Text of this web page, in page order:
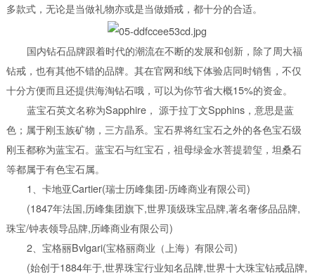
多款式，无论是当做礼物亦或是当做婚戒，都十分的合适。
国内钻石品牌跟着时代的潮流在不断的发展和创新，除了周大福
钻戒，也有其他不错的品牌。其在官网和线下体验店同时销售，不仅
十分方便而且还提供海淘钻石哦，可以为你节省大概15%的资金。
蓝宝石英文名称为Sapphire， 源于拉丁文Spphins，意思是蓝
色；属于刚玉族矿物，三方晶系。宝石界将红宝石之外的各色宝石级
刚玉都称为蓝宝石。蓝宝石与红宝石，祖母绿金水菩提碧玺，坦桑石
等都属于有色宝石属。
1、卡地亚Cartier(瑞士历峰集团-历峰商业有限公司)
(1847年法国,历峰集团旗下,世界顶级珠宝品牌,著名奢侈品品牌,
珠宝/钟表领导品牌,历峰商业有限公司)
2、宝格丽Bvlgari(宝格丽商业（上海）有限公司)
(始创于1884年于,世界珠宝行业知名品牌,世界十大珠宝钻戒品牌,